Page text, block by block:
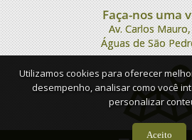
Faça-nos uma
Av. Carlos
Águas de São
Utilizamos cookies para oferecer
desempenho, analisar como você
personalizar
Aceito